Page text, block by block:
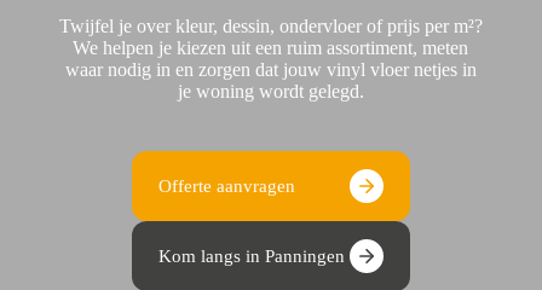
Twijfel je over kleur, dessin, ondervloer of prijs per m²?
We helpen je kiezen uit een ruim assortiment, meten
waar nodig in en zorgen dat jouw vinyl vloer netjes in
je woning wordt gelegd.
Offerte aanvragen
Kom langs in Panningen